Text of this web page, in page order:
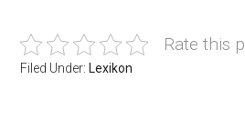
Rate this
Filed Under: Lexikon